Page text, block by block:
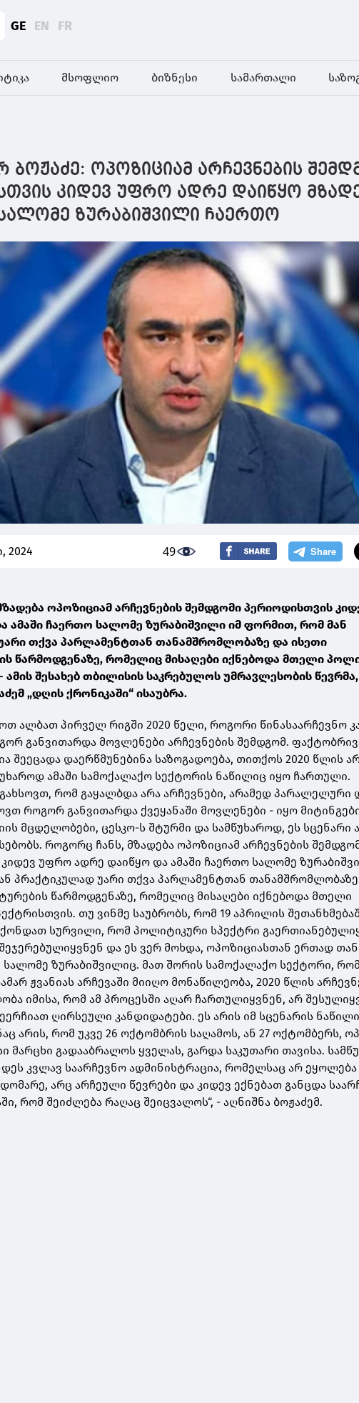
GE EN FR
მსოფლიო ბიზნესი სამართალი
ბოჟაძე: ოპოზიციამ არჩევნების
კიდევ უფრო ადრე დაიწყო
ზურაბიშვილი ჩაერთო
2024 49
ოპოზიციამ არჩევნების შემდგომი პერიოდისთვის
ამაში ჩაერთო სალომე ზურაბიშვილი იმ ფორმით, რომ მან
თქვა პარლამენტთან თანამშრომლობაზე და ისეთი
წარმოდგენაზე, რომელიც მისაღები იქნებოდა მთელი
ამის შესახებ თბილისის საკრებულოს უმრავლესობის წევრმა,
„დღის ქრონიკაში“ ისაუბრა.
ალბათ პირველ რიგში 2020 წელი, როგორი წინასაარჩევნო
განვითარდა მოვლენები არჩევნების შემდგომ.
შეეცადა დაერწმუნებინა საზოგადოება, თითქოს 2020 წლის
ამაში სამოქალაქო სექტორის ნაწილიც იყო ჩართული.
რომ გაყალბდა არა არჩევნები, არამედ
როგორ განვითარდა ქვეყანაში მოვლენები - იყო
მცდელობები, ცესკო-ს შტურმი და სამწუხაროდ, ეს სცენარი
როგორც ჩანს, მზადება ოპოზიციამ არჩევნების
უფრო ადრე დაიწყო და ამაში ჩაერთო სალომე
პრაქტიკულად უარი თქვა პარლამენტთან
წარმოდგენაზე, რომელიც მისაღები იქნებოდა მთელი
თუ ვინმე საუბრობს, რომ 19 აპრილის
სურვილი, რომ პოლიტიკური სპექტრი
და ეს ვერ მოხდა, ოპოზიციასთან ერთად
სალომე ზურაბიშვილიც. მათ შორის სამოქალაქო სექტორი,
ჟვანიას არჩევაში მიიღო მონაწილეობა, 2020 წლის
იმისა, რომ ამ პროცესში აღარ ჩართულიყვნენ, არ
ღირსეული კანდიდატები. ეს არის იმ სცენარის
არის, რომ უკვე 26 ოქტომბრის საღამოს, ან 27 ოქტომბერს,
მარცხი გადააბრალოს ყველას, გარდა საკუთარი თავისა.
კვლავ საარჩევნო ადმინისტრაცია, რომელსაც არ ეყოლება
არც არჩეული წევრები და კიდევ ექნებათ განცდა
რომ შეიძლება რაღაც შეიცვალოს“, - აღნიშნა ბოჟაძემ.